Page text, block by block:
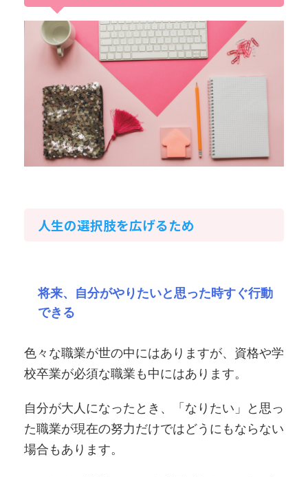
人生の選択肢を広げるため
将来、自分がやりたいと思った時すぐ行動
できる
色々な職業が世の中にはありますが、資格や学
校卒業が必須な職業も中にはあります。
自分が大人になったとき、「なりたい」と思っ
た職業が現在の努力だけではどうにもならない
場合もあります。